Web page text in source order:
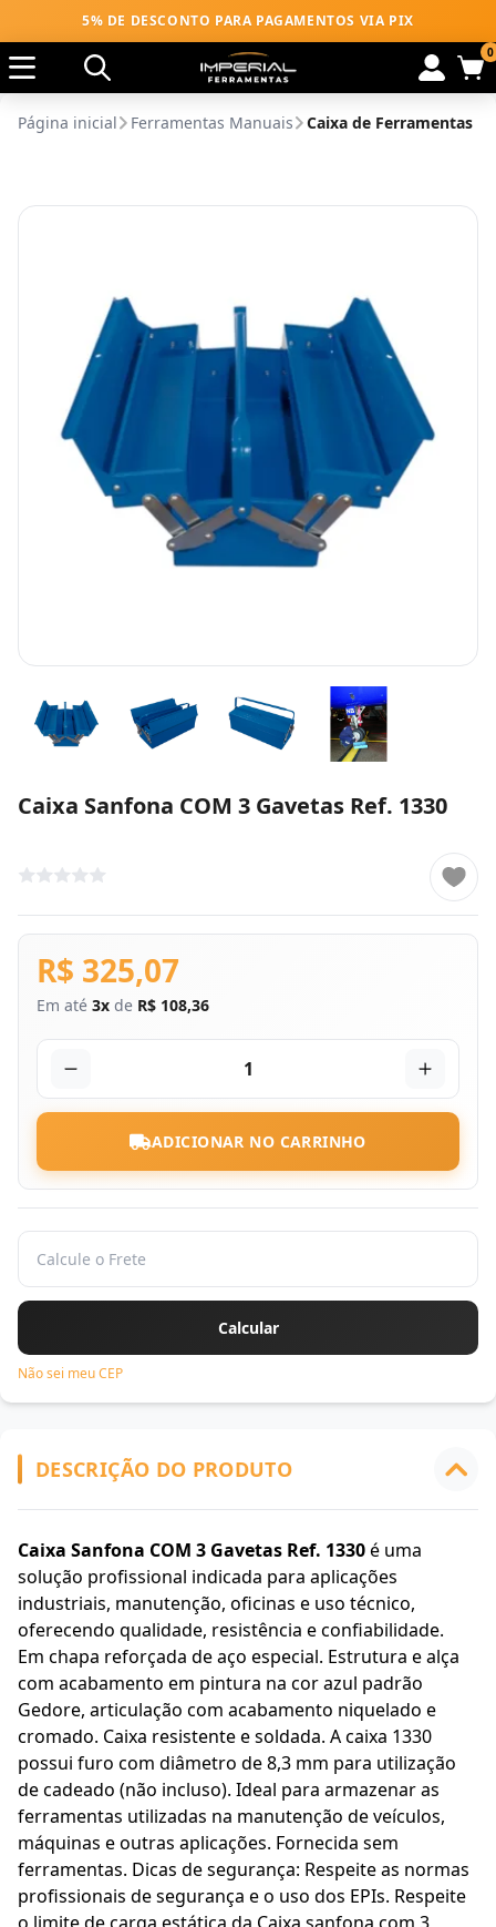
5% DE DESCONTO PARA PAGAMENTOS VIA PIX
0
Página inicial Ferramentas Manuais Caixa de Ferramentas
Caixa Sanfona COM 3 Gavetas Ref. 1330
R$ 325,07
Em até 3x de R$ 108,36
1
ADICIONAR NO CARRINHO
Não sei meu CEP
DESCRIÇÃO DO PRODUTO
Caixa Sanfona COM 3 Gavetas Ref. 1330é uma
solução profissional indicada para aplicações
industriais, manutenção, oficinas e uso técnico,
oferecendo qualidade, resistência e confiabilidade.
Em chapa reforçada de aço especial. Estrutura e alça
com acabamento em pintura na cor azul padrão
Gedore, articulação com acabamento niquelado e
cromado. Caixa resistente e soldada. A caixa 1330
possui furo com diâmetro de 8,3 mm para utilização
de cadeado (não incluso). Ideal para armazenar as
ferramentas utilizadas na manutenção de veículos,
máquinas e outras aplicações. Fornecida sem
ferramentas. Dicas de segurança: Respeite as normas
profissionais de segurança e o uso dos EPIs. Respeite